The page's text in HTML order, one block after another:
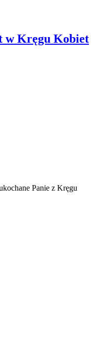
w Kręgu Kobiet
Panie z Kręgu